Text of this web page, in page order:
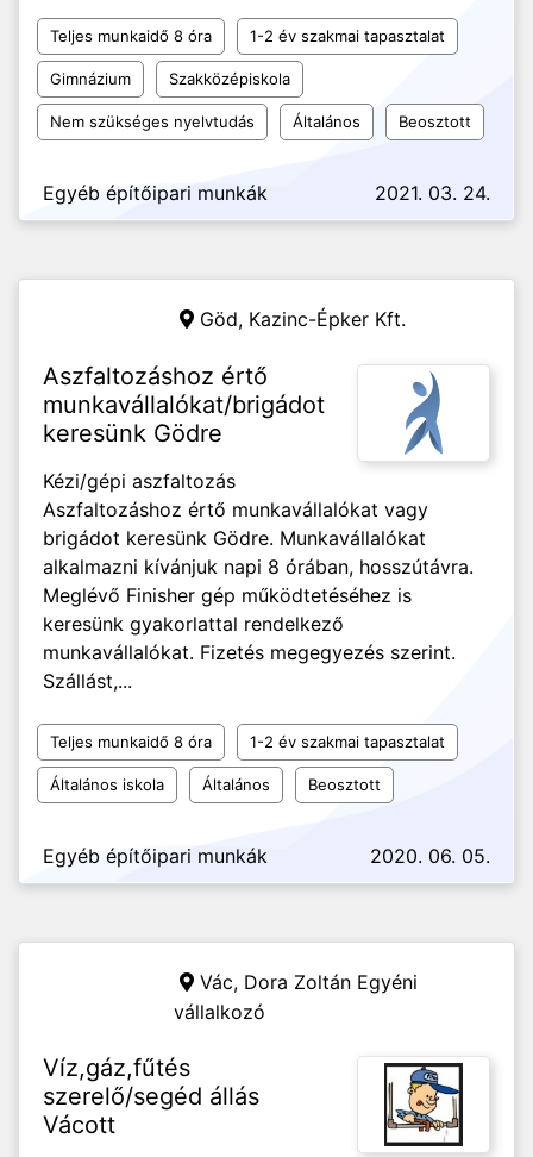
Teljes munkaidő 8 óra 1-2 év szakmai tapasztalat
Gimnázium Szakközépiskola
Nem szükséges nyelvtudás Általános Beosztott
Egyéb építőipari munkák 2021. 03. 24.
Göd, Kazinc-Épker Kft.
Aszfaltozáshoz értő
munkavállalókat/brigádot
keresünk Gödre
Kézi/gépi aszfaltozás
Aszfaltozáshoz értő munkavállalókat vagy
brigádot keresünk Gödre. Munkavállalókat
alkalmazni kívánjuk napi 8 órában, hosszútávra.
Meglévő Finisher gép működtetéséhez is
keresünk gyakorlattal rendelkező
munkavállalókat. Fizetés megegyezés szerint.
Szállást,...
Teljes munkaidő 8 óra 1-2 év szakmai tapasztalat
Általános iskola Általános Beosztott
Egyéb építőipari munkák 2020. 06. 05.
Vác, Dora Zoltán Egyéni
vállalkozó
Víz,gáz,fűtés
szerelő/segéd állás
Vácott